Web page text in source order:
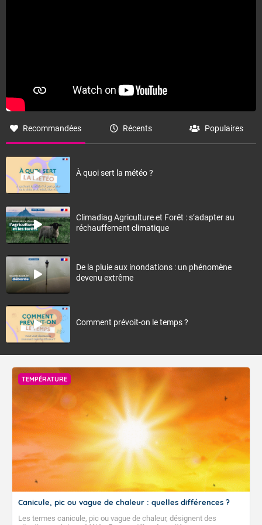
Recommandées Récents Populaires
À quoi sert la météo ?
Climadiag Agriculture et Forêt : s’adapter au
réchauffement climatique
De la pluie aux inondations : un phénomène
devenu extrême
Comment prévoit-on le temps ?
TEMPÉRATURE
Canicule, pic ou vague de chaleur : quelles différences ?
Les termes canicule, pic ou vague de chaleur, désignent des